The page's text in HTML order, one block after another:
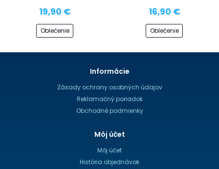
19,90 €
Oblečenie
16,90 €
Oblečenie
Informácie
Zásady ochrany osobných údajov
Reklamačný poriadok
Obchodné podmienky
Môj účet
Môj účet
História objednávok